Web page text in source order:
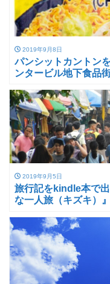
2019年9月8日
パンシットカントン
ンタービル地下食品
2019年9月5日
旅行記をkindle本で
な一人旅（キズキ）』